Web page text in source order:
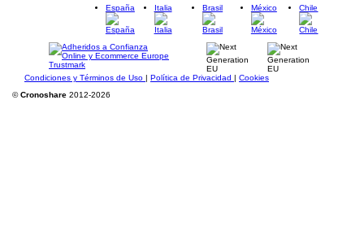
España
Italia Brasil México Chile
Condiciones y Términos de Uso | Política de Privacidad | Cookies
©Cronoshare 2012-2026